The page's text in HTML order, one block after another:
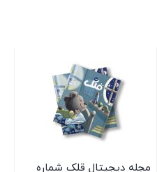
مجله دیجیتال قلک شماره